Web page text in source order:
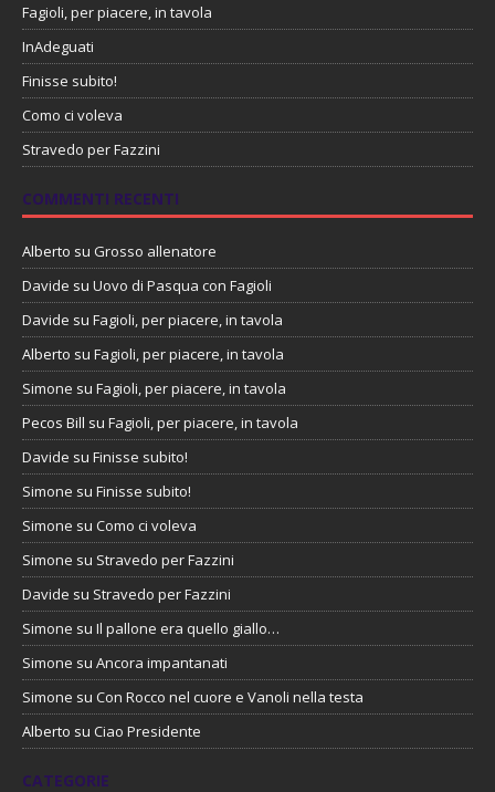
Fagioli, per piacere, in tavola
InAdeguati
Finisse subito!
Como ci voleva
Stravedo per Fazzini
COMMENTI RECENTI
Alberto su Grosso allenatore
Davide su Uovo di Pasqua con Fagioli
Davide su Fagioli, per piacere, in tavola
Alberto su Fagioli, per piacere, in tavola
Simone su Fagioli, per piacere, in tavola
Pecos Bill su Fagioli, per piacere, in tavola
Davide su Finisse subito!
Simone su Finisse subito!
Simone su Como ci voleva
Simone su Stravedo per Fazzini
Davide su Stravedo per Fazzini
Simone su Il pallone era quello giallo…
Simone su Ancora impantanati
Simone su Con Rocco nel cuore e Vanoli nella testa
Alberto su Ciao Presidente
CATEGORIE